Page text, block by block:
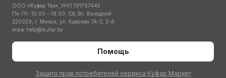
ООО «Куфар Тех», УНП 191767445
Пн-Пт: 10:00 – 18:00; Сб, Вс: Выходной
220029, г. Минск, ул. Красная 7А-2, 3-й
этаж help@kufar.by
Помощь
Защита прав потребителей сервиса Куфар Маркет